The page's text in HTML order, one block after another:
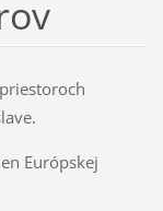
Európskej